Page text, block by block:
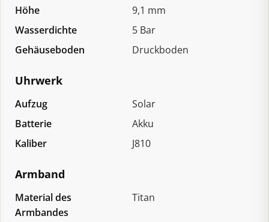
Höhe
9,1 mm
Wasserdichte
5 Bar
Gehäuseboden
Druckboden
Uhrwerk
Aufzug
Solar
Batterie
Akku
Kaliber
J810
Armband
Material des
Armbandes
Titan